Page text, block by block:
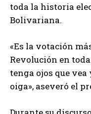
toda la historia
Bolivariana.
«Es la votación
Revolución en
tenga ojos que vea
oiga», aseveró el